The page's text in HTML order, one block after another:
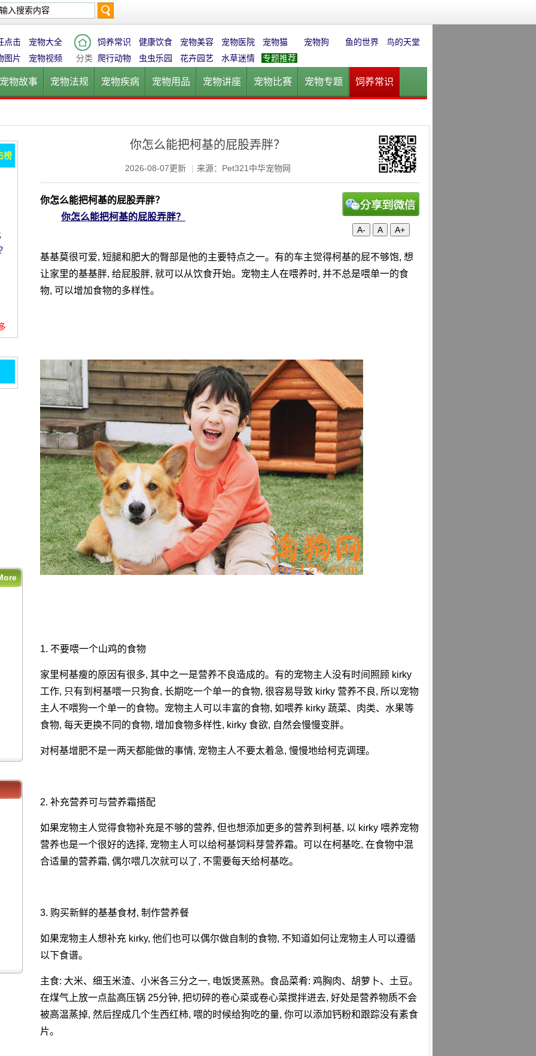
索
点击
宠物大全
图片
宠物视频 分类
饲养常识 健康饮食 宠物美容 宠物医院 宠物猫 宠物狗 鱼的世界
鸟的天堂
爬行动物
虫虫乐园 花卉园艺 水草迷情 专题推荐
宠物故事 宠物法规 宠物疾病 宠物用品 宠物讲座 宠物比赛 宠物专题 饲养常识
你怎么能把柯基的屁股弄胖？
2026-08-07更新 | 来源：Pet321中华宠物网
A- A A+
你怎么能把柯基的屁股弄胖？
你怎么能把柯基的屁股弄胖？
基基莫很可爱, 短腿和肥大的臀部是他的主要特点之一。有的车主觉得柯基的屁不够饱, 想
让家里的基基胖, 给屁股胖, 就可以从饮食开始。宠物主人在喂养时, 并不总是喂单一的食
物, 可以增加食物的多样性。
1. 不要喂一个山鸡的食物
家里柯基瘦的原因有很多, 其中之一是营养不良造成的。有的宠物主人没有时间照顾 kirky
工作, 只有到柯基喂一只狗食, 长期吃一个单一的食物, 很容易导致 kirky 营养不良, 所以宠物
主人不喂狗一个单一的食物。宠物主人可以丰富的食物, 如喂养 kirky 蔬菜、肉类、水果等
食物, 每天更换不同的食物, 增加食物多样性, kirky 食欲, 自然会慢慢变胖。
对柯基增肥不是一两天都能做的事情, 宠物主人不要太着急, 慢慢地给柯克调理。
2. 补充营养可与营养霜搭配
如果宠物主人觉得食物补充是不够的营养, 但也想添加更多的营养到柯基, 以 kirky 喂养宠物
营养也是一个很好的选择, 宠物主人可以给柯基饲料芽营养霜。可以在柯基吃, 在食物中混
合适量的营养霜, 偶尔喂几次就可以了, 不需要每天给柯基吃。
3. 购买新鲜的基基食材, 制作营养餐
如果宠物主人想补充 kirky, 他们也可以偶尔做自制的食物, 不知道如何让宠物主人可以遵循
以下食谱。
主食: 大米、细玉米渣、小米各三分之一, 电饭煲蒸熟。食品菜肴: 鸡胸肉、胡萝卜、土豆。
在煤气上放一点盐高压锅 25分钟, 把切碎的卷心菜或卷心菜搅拌进去, 好处是营养物质不会
被高温蒸掉, 然后捏成几个生西红柿, 喂的时候给狗吃的量, 你可以添加钙粉和跟踪没有素食
片。
榜